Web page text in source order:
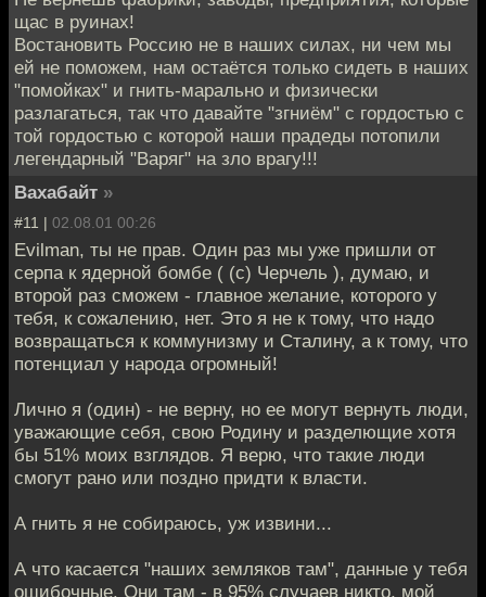
щас в руинах!
Востановить Россию не в наших силах, ни чем мы
ей не поможем, нам остаётся только сидеть в наших
"помойках" и гнить-марально и физически
разлагаться, так что давайте "згниём" с гордостью с
той гордостью с которой наши прадеды потопили
легендарный "Варяг" на зло врагу!!!
Вахабайт »
#11 | 02.08.01 00:26
Evilman, ты не прав. Один раз мы уже пришли от
серпа к ядерной бомбе ( (c) Черчель ), думаю, и
второй раз сможем - главное желание, которого у
тебя, к сожалению, нет. Это я не к тому, что надо
возвращаться к коммунизму и Сталину, а к тому, что
потенциал у народа огромный!
Лично я (один) - не верну, но ее могут вернуть люди,
уважающие себя, свою Родину и разделющие хотя
бы 51% моих взглядов. Я верю, что такие люди
смогут рано или поздно придти к власти.
А гнить я не собираюсь, уж извини...
А что касается "наших земляков там", данные у тебя
ошибочные. Они там - в 95% случаев никто, мой